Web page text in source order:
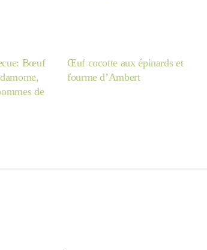
Bœuf
de
Œuf cocotte aux épinards et
fourme d’Ambert